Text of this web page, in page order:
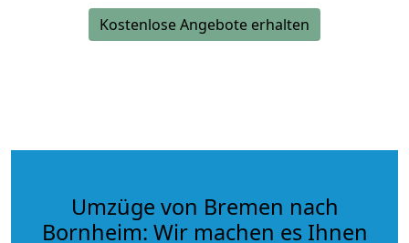
Kostenlose Angebote erhalten
Umzüge von Bremen nach
Bornheim: Wir machen es Ihnen